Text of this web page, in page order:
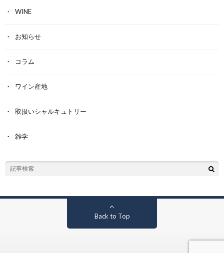
WINE
お知らせ
コラム
ワイン産地
取扱いシャルキュトリー
雑学
Back to Top